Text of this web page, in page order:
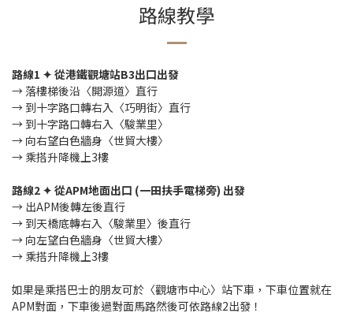
路線教學
路線1 ✦ 從港鐵觀塘站B3出口出發
→ 落樓梯後沿〈開源道〉直行
→ 到十字路口轉右入〈巧明街〉直行
→ 到十字路口轉右入〈駿業里〉
→ 向右望白色牆身〈世貿大樓〉
→ 乘搭升降機上3樓
路線2 ✦ 從APM地面出口 (一田扶手電梯旁) 出發
→ 出APM後轉左後直行
→ 到天橋底轉右入〈駿業里〉後直行
→ 向左望白色牆身〈世貿大樓〉
→ 乘搭升降機上3樓
如果是乘搭巴士的朋友可於〈觀塘市中心〉站下車，下車位置就在
APM對面，下車後過對面馬路然後可依路線2出發！